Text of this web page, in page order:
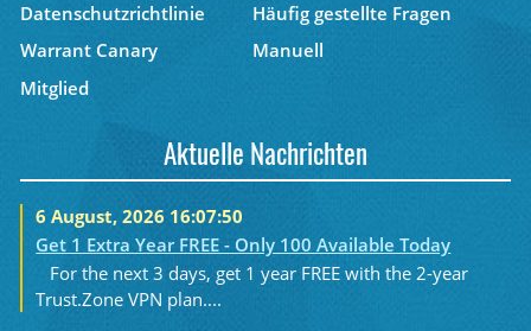
Datenschutzrichtlinie
Häufig gestellte Fragen
Warrant Canary
Manuell
Mitglied
Aktuelle Nachrichten
6 August, 2026 16:07:50
Get 1 Extra Year FREE - Only 100 Available Today
For the next 3 days, get 1 year FREE with the 2-year
Trust.Zone VPN plan....